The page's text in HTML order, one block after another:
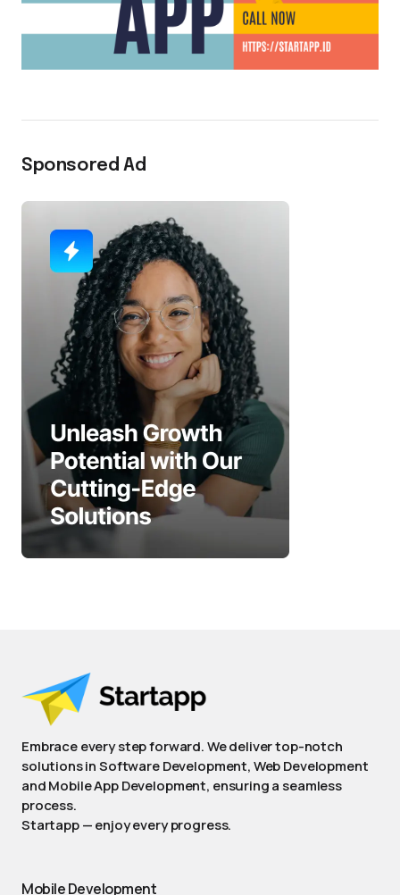
Sponsored Ad
Embrace every step forward. We deliver top-notch
solutions in Software Development, Web Development
and Mobile App Development, ensuring a seamless
process.
Startapp — enjoy every progress.
Mobile Development